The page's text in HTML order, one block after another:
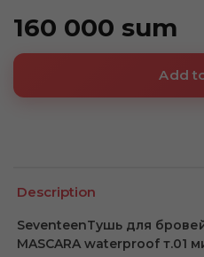
160 000 sum
Add
Description
SeventeenТушь для
MASCARA waterproof т.01